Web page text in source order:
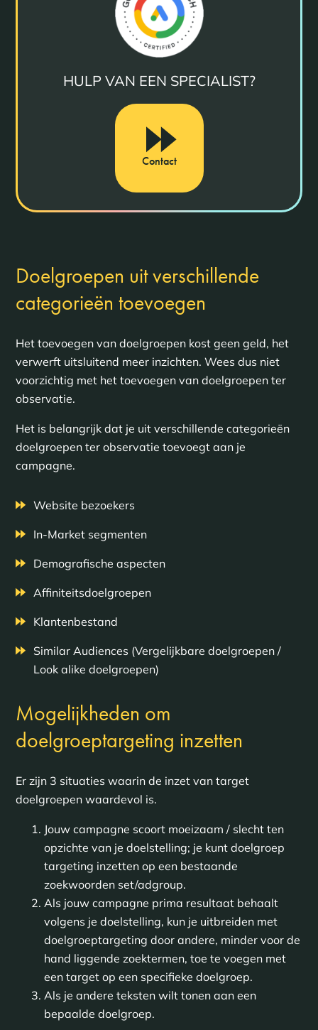
HULP VAN EEN SPECIALIST?
Contact
Doelgroepen uit verschillende
categorieën toevoegen
Het toevoegen van doelgroepen kost geen geld, het
verwerft uitsluitend meer inzichten. Wees dus niet
voorzichtig met het toevoegen van doelgroepen ter
observatie.
Het is belangrijk dat je uit verschillende categorieën
doelgroepen ter observatie toevoegt aan je
campagne.
Website bezoekers
In-Market segmenten
Demografische aspecten
Affiniteitsdoelgroepen
Klantenbestand
Similar Audiences (Vergelijkbare doelgroepen /
Look alike doelgroepen)
Mogelijkheden om
doelgroeptargeting inzetten
Er zijn 3 situaties waarin de inzet van target
doelgroepen waardevol is.
Jouw campagne scoort moeizaam / slecht ten
opzichte van je doelstelling; je kunt doelgroep
targeting inzetten op een bestaande
zoekwoorden set/adgroup.
Als jouw campagne prima resultaat behaalt
volgens je doelstelling, kun je uitbreiden met
doelgroeptargeting door andere, minder voor de
hand liggende zoektermen, toe te voegen met
een target op een specifieke doelgroep.
Als je andere teksten wilt tonen aan een
bepaalde doelgroep.